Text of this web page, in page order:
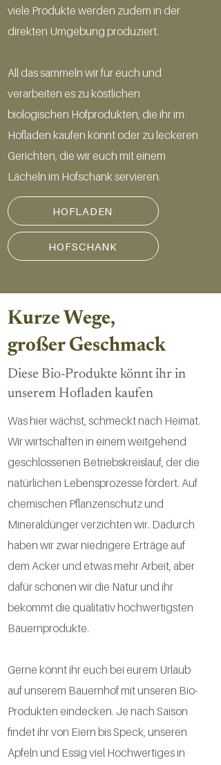
viele Produkte werden zudem in der
direkten Umgebung produziert.
All das sammeln wir für euch und
verarbeiten es zu köstlichen
biologischen Hofprodukten, die ihr im
Hofladen kaufen könnt oder zu leckeren
Gerichten, die wir euch mit einem
Lächeln im Hofschank servieren.
HOFLADEN
HOFSCHANK
Kurze Wege,
großer Geschmack
Diese Bio-Produkte könnt ihr in
unserem Hofladen kaufen
Was hier wächst, schmeckt nach Heimat.
Wir wirtschaften in einem weitgehend
geschlossenen Betriebskreislauf, der die
natürlichen Lebensprozesse fördert. Auf
chemischen Pflanzenschutz und
Mineraldünger verzichten wir. Dadurch
haben wir zwar niedrigere Erträge auf
dem Acker und etwas mehr Arbeit, aber
dafür schonen wir die Natur und ihr
bekommt die qualitativ hochwertigsten
Bauernprodukte.
Gerne könnt ihr euch bei eurem Urlaub
auf unserem Bauernhof mit unseren Bio-
Produkten eindecken. Je nach Saison
findet ihr von Eiern bis Speck, unseren
Äpfeln und Essig viel Hochwertiges in